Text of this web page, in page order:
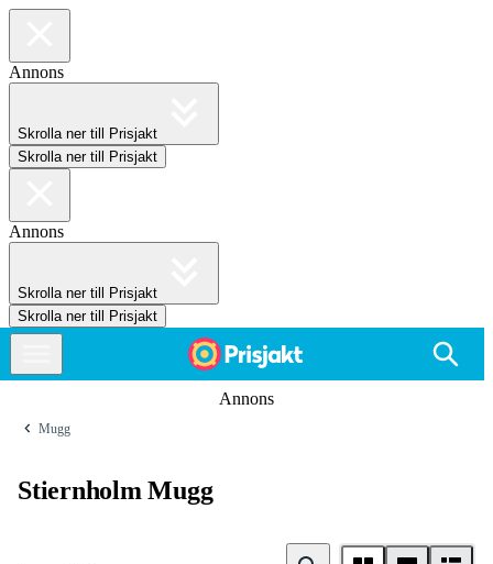
Annons
Skrolla ner till Prisjakt
Skrolla ner till Prisjakt
Annons
Skrolla ner till Prisjakt
Skrolla ner till Prisjakt
Annons
Mugg
Stiernholm Mugg